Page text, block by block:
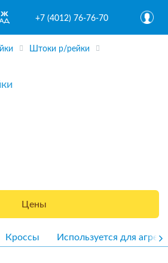
+7 (4012) 76-76-70
Штоки р/рейки
Цены
Кроссы Используется для